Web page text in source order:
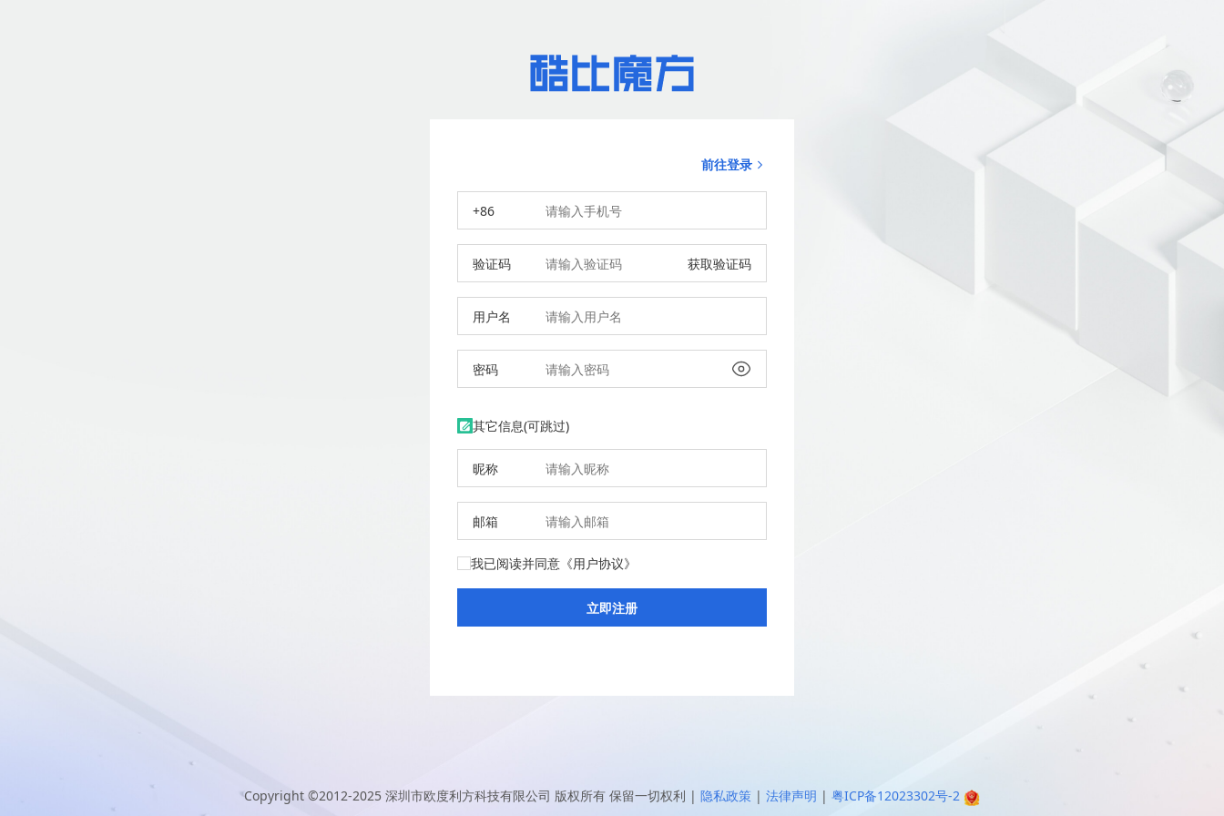
前往登录
+86
验证码 获取验证码
用户名
密码
其它信息(可跳过)
昵称
邮箱
我已阅读并同意 《用户协议》
Copyright ©2012-2025 深圳市欧度利方科技有限公司 版权所有 保留一切权利 | 隐私政策 | 法律声明 | 粤ICP备12023302号-2